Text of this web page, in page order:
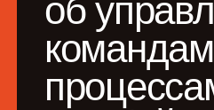
от создателейProductSense —
по управлению продуктами и
менеджеров в России и